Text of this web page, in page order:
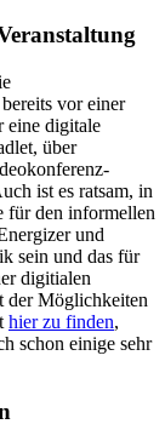
vor einer
eine digitale
über
ist es ratsam, in
für den informellen
und
sein und das für
digitialen
der Möglichkeiten
hier zu finden,
schon einige sehr